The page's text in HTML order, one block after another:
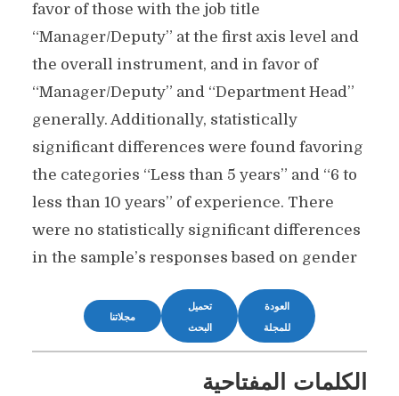
favor of those with the job title
“Manager/Deputy” at the first axis level and
the overall instrument, and in favor of
“Manager/Deputy” and “Department Head”
generally. Additionally, statistically
significant differences were found favoring
the categories “Less than 5 years” and “6 to
less than 10 years” of experience. There
were no statistically significant differences
in the sample’s responses based on gender
العودة
للمجلة
تحميل
البحث
مجلاتنا
الكلمات المفتاحية